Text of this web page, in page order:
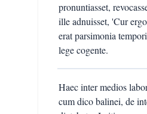
pronuntiasset,
ille adnuisset, 'Cur
erat parsimonia
lege cogente.
Haec inter medios
cum dico balinei, de